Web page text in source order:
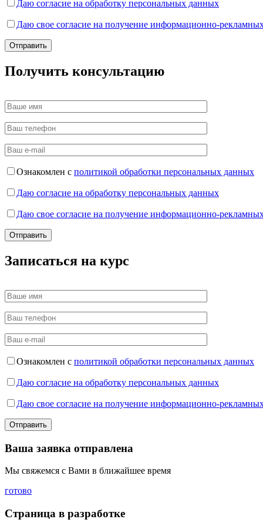
Даю согласие на обработку персональных данных
Даю свое согласие на получение информационно-
Получить консультацию
Ознакомлен с политикой обработки персональных данных
Даю согласие на обработку персональных данных
Даю свое согласие на получение информационно-
Записаться на курс
Ознакомлен с политикой обработки персональных данных
Даю согласие на обработку персональных данных
Даю свое согласие на получение информационно-
Ваша заявка отправлена
Мы свяжемся с Вами в ближайшее время
готово
Страница в разработке